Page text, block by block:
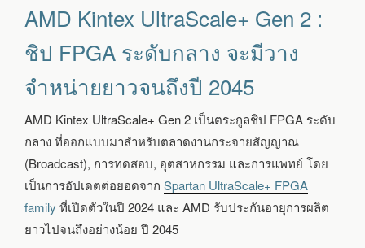
ที่
KINTEX
GEN
FPGA
กลาง
จะ
วาง
จำหน่าย
AMD Kintex UltraScale+ Gen 2 :
ชิป FPGA ระดับกลาง จะมีวาง
จำหน่ายยาวจนถึงปี 2045
AMD Kintex UltraScale+ Gen 2 เป็นตระกูลชิป FPGA ระดับ
กลาง ที่ออกแบบมาสำหรับตลาดงานกระจายสัญญาณ
(Broadcast), การทดสอบ, อุตสาหกรรม และการแพทย์ โดย
เป็นการอัปเดตต่อยอดจาก Spartan UltraScale+ FPGA
family ที่เปิดตัวในปี 2024 และ AMD รับประกันอายุการผลิต
ยาวไปจนถึงอย่างน้อย ปี 2045